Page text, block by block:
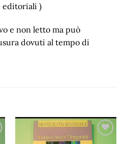
editoriali )
e non letto ma può
dovuti al tempo di
Aggiungi